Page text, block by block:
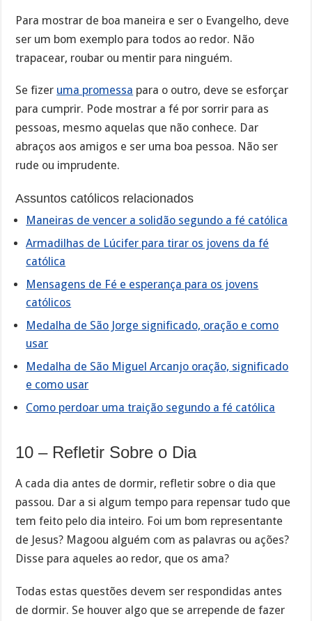
Para mostrar de boa maneira e ser o Evangelho, deve
ser um bom exemplo para todos ao redor. Não
trapacear, roubar ou mentir para ninguém.
Se fizer uma promessa para o outro, deve se esforçar
para cumprir. Pode mostrar a fé por sorrir para as
pessoas, mesmo aquelas que não conhece. Dar
abraços aos amigos e ser uma boa pessoa. Não ser
rude ou imprudente.
Assuntos católicos relacionados
Maneiras de vencer a solidão segundo a fé católica
Armadilhas de Lúcifer para tirar os jovens da fé
católica
Mensagens de Fé e esperança para os jovens
católicos
Medalha de São Jorge significado, oração e como
usar
Medalha de São Miguel Arcanjo oração, significado
e como usar
Como perdoar uma traição segundo a fé católica
10 – Refletir Sobre o Dia
A cada dia antes de dormir, refletir sobre o dia que
passou. Dar a si algum tempo para repensar tudo que
tem feito pelo dia inteiro. Foi um bom representante
de Jesus? Magoou alguém com as palavras ou ações?
Disse para aqueles ao redor, que os ama?
Todas estas questões devem ser respondidas antes
de dormir. Se houver algo que se arrepende de fazer